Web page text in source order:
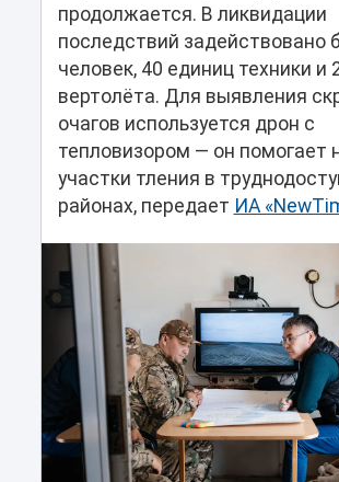
продолжается. В ликвидации
последствий задействовано
человек, 40 единиц техники и
вертолёта. Для выявления
очагов используется дрон с
тепловизором — он помогает
участки тления в
районах, передает ИА